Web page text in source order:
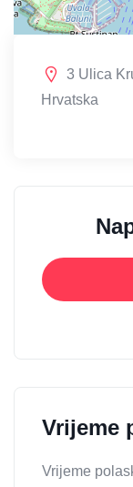
3 Ulica
Hrvatska
Vrijeme
Vrijeme